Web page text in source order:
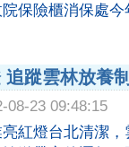
保險櫃消保處
蹤雲林放養
08-23 09:48:15
紅燈台北清潔